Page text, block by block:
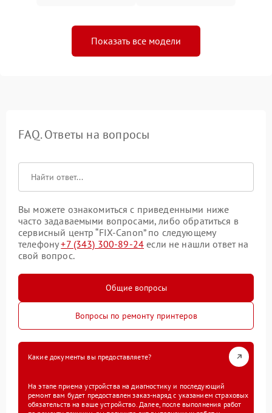
Показать все модели
FAQ. Ответы на вопросы
Вы можете ознакомиться с приведенными ниже
часто задаваемыми вопросами, либо обратиться в
сервисный центр “FIX-Canon” по следующему
телефону+7 (343) 300-89-24 если не нашли ответ на
свой вопрос.
Общие вопросы
Вопросы по ремонту принтеров
Какие документы вы предоставляете?
На этапе приема устройства на диагностику и последующий
ремонт вам будет предоставлен заказ-наряд с указанием страховых
обязательств на ваше устройство. Далее, после выполнения работ